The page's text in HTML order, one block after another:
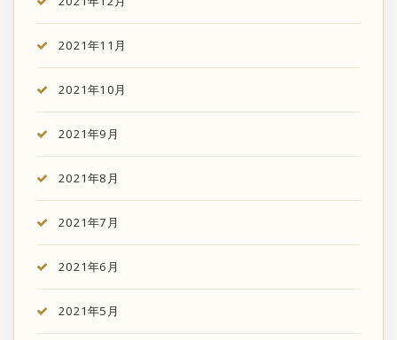
2021年11月
2021年10月
2021年9月
2021年8月
2021年7月
2021年6月
2021年5月